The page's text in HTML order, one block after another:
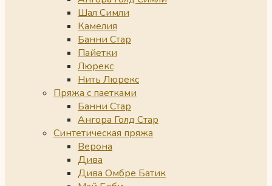
Шал Симли
Камелия
Банни Стар
Пайетки
Люрекс
Нить Люрекс
Пряжа с паетками
Банни Стар
Ангора Голд Стар
Синтетическая пряжа
Верона
Дива
Дива Омбре Батик